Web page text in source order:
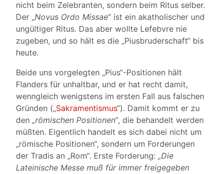
nicht beim Zelebranten, sondern beim Ritus selber.
Der „Novus Ordo Missae“ ist ein akatholischer und
ungültiger Ritus. Das aber wollte Lefebvre nie
zugeben, und so hält es die „Piusbruderschaft“ bis
heute.
Beide uns vorgelegten „Pius“-Positionen hält
Flanders für unhaltbar, und er hat recht damit,
wenngleich wenigstens im ersten Fall aus falschen
Gründen („Sakramentismus“). Damit kommt er zu
den „römischen Positionen“, die behandelt werden
müßten. Eigentlich handelt es sich dabei nicht um
„römische Positionen“, sondern um Forderungen
der Tradis an „Rom“. Erste Forderung: „Die
Lateinische Messe muß für immer freigegeben